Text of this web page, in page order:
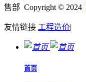
售部 Copyright © 2024
友情链接 工程造价|
首页